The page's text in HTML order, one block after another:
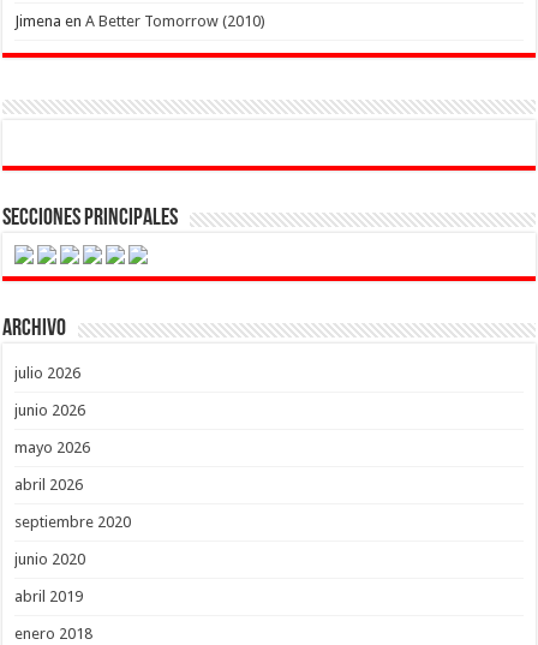
Jimena enA Better Tomorrow (2010)
Secciones Principales
Archivo
julio 2026
junio 2026
mayo 2026
abril 2026
septiembre 2020
junio 2020
abril 2019
enero 2018